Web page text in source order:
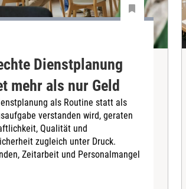
Dienstplanung
mehr als nur Geld
als Routine statt als
verstanden wird, geraten
Qualität und
zugleich unter Druck.
Zeitarbeit und Personalmangel